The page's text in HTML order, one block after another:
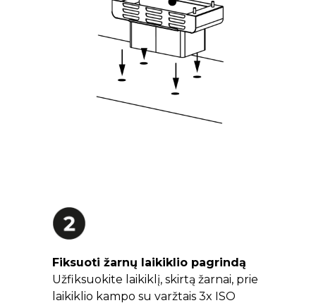
Fiksuoti žarnų laikiklio pagrindą
Užfiksuokite laikiklį, skirtą žarnai, prie
laikiklio kampo su varžtais 3x ISO